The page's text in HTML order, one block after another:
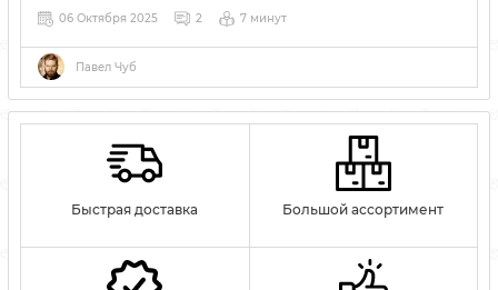
06 Октября 2025 2 7 минут
Captain Fawcett — британский бренд премиальной
мужской косметики и ароматов с легендарной историей и
духом приключений. Продукция сочетает винтажную
эстетику, высокое качество и уникальный характер.
Павел Чуб
Быстрая доставка Большой ассортимент